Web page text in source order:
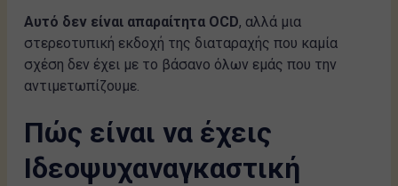
Αυτό δεν είναι απαραίτητα OCD, αλλά μια
στερεοτυπική εκδοχή της διαταραχής που καμία
σχέση δεν έχει με το βάσανο όλων εμάς που την
αντιμετωπίζουμε.
Πώς είναι να έχεις
Ιδεοψυχαναγκαστική